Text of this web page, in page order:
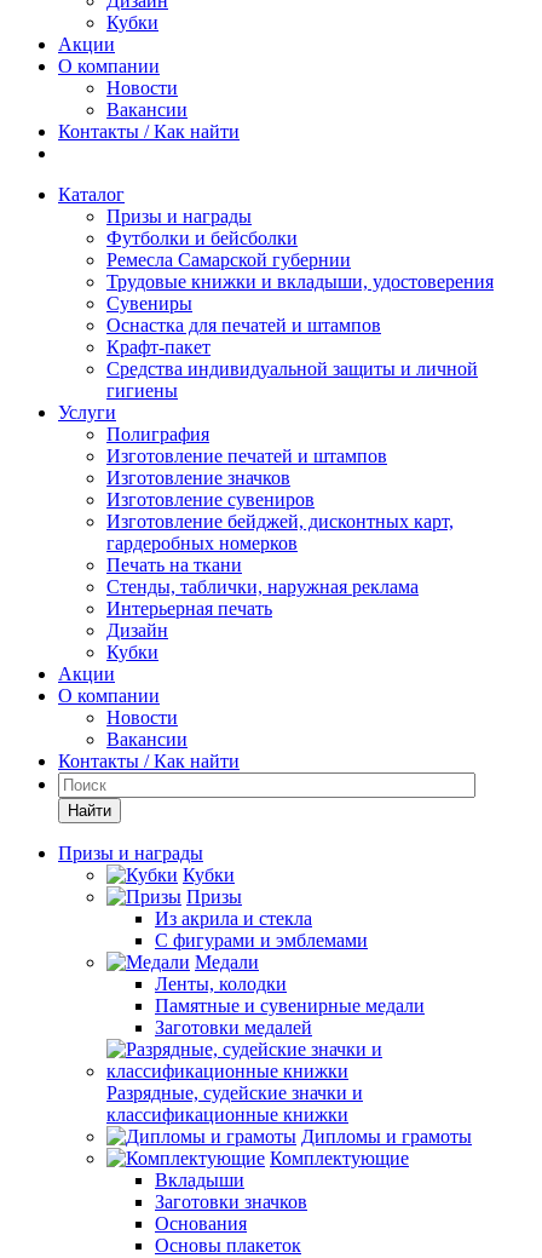
Кубки
Акции
О компании
Новости
Вакансии
Контакты / Как найти
Каталог
Призы и награды
Футболки и бейсболки
Ремесла Самарской губернии
Трудовые книжки и вкладыши, удостоверения
Сувениры
Оснастка для печатей и штампов
Крафт-пакет
Средства индивидуальной защиты и личной
гигиены
Услуги
Полиграфия
Изготовление печатей и штампов
Изготовление значков
Изготовление сувениров
Изготовление бейджей, дисконтных карт,
гардеробных номерков
Печать на ткани
Стенды, таблички, наружная реклама
Интерьерная печать
Дизайн
Кубки
Акции
О компании
Новости
Вакансии
Контакты / Как найти
Найти
Призы и награды
Кубки
Призы
Из акрила и стекла
С фигурами и эмблемами
Медали
Ленты, колодки
Памятные и сувенирные медали
Заготовки медалей
Разрядные, судейские значки и
классификационные книжки
Дипломы и грамоты
Комплектующие
Вкладыши
Заготовки значков
Основания
Основы плакеток